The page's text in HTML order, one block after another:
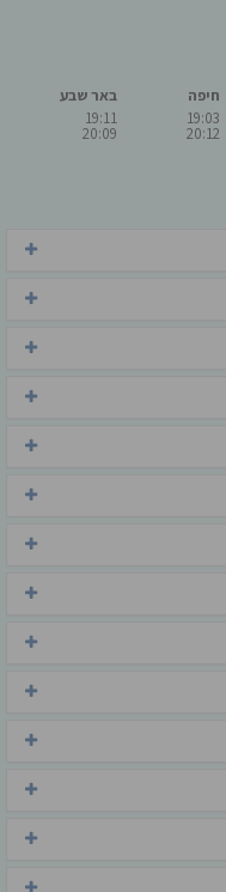
חיפה
19:03
20:12
באר שבע
19:11
20:09